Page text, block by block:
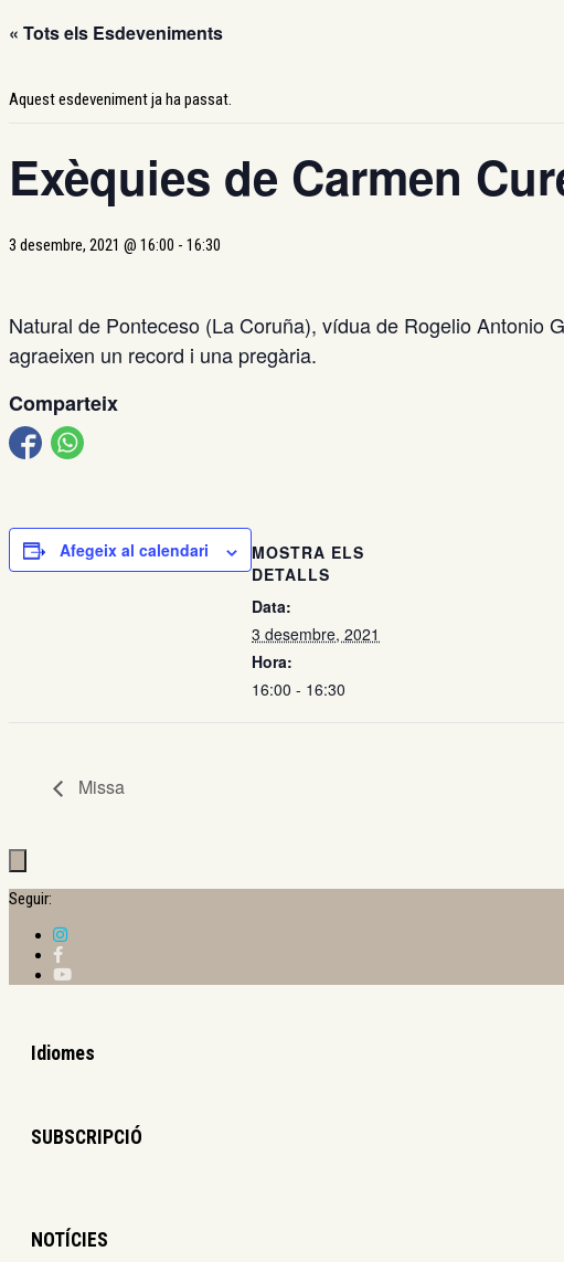
« Tots els Esdeveniments
Aquest esdeveniment ja ha passat.
Exèquies de Carmen
3 desembre, 2021 @ 16:00 - 16:30
Natural de Ponteceso (La Coruña), vídua de Rogelio Antonio
agraeixen un record i una pregària.
Comparteix
Afegeix al calendari
MOSTRA ELS
DETALLS
Data:
3 desembre, 2021
Hora:
16:00 - 16:30
Missa
Seguir:
Idiomes
SUBSCRIPCIÓ
NOTÍCIES